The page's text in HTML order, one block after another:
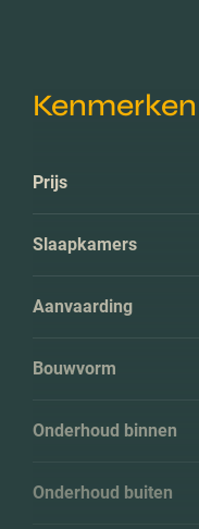
Kenmerken
Prijs
Slaapkamers
Aanvaarding
Bouwvorm
Onderhoud binnen
Onderhoud buiten